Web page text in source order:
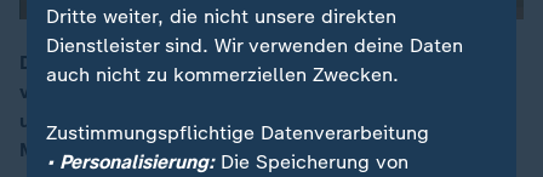
Der EuGH verkündete heute sein Urteil im Rechtsstreit
von Google und Alphabet gegen die EU-Kommission –
und bestätigte damit eine Strafe von mehr als vier
Milliarden Euro für Google.
Dritte weiter, die nicht unsere direkten
Dienstleister sind. Wir verwenden deine Daten
auch nicht zu kommerziellen Zwecken.
Zustimmungspflichtige Datenverarbeitung
• Personalisierung:Die Speicherung von